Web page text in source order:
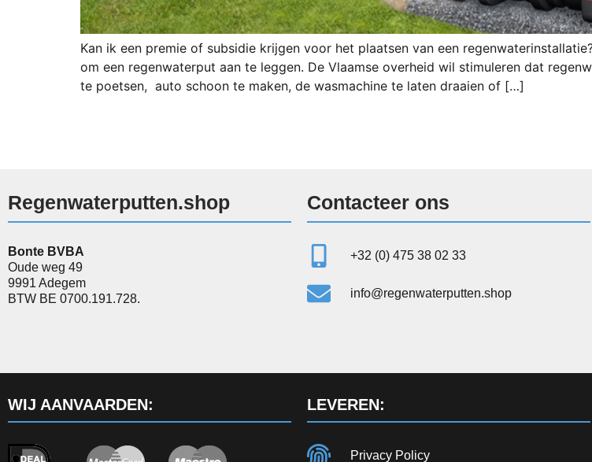
Kan ik een premie of subsidie krijgen voor het plaatsen van een
om een regenwaterput aan te leggen. De Vlaamse overheid wil stimuleren dat
te poetsen, auto schoon te maken, de wasmachine te laten draaien of […]
Regenwaterputten.shop
Bonte BVBA
Oude weg 49
9991 Adegem
BTW BE 0700.191.728.
Contacteer ons
+32 (0) 475 38 02 33
info@regenwaterputten.shop
WIJ AANVAARDEN: LEVEREN:
Privacy Policy